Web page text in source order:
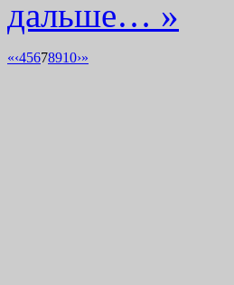
дальше… »
«‹45678910›»